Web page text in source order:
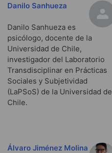
Danilo Sanhueza
Danilo Sanhueza es
psicólogo, docente de la
Universidad de Chile,
investigador del Laboratorio
Transdisciplinar en Prácticas
Sociales y Subjetividad
(LaPSoS) de la Universidad de
Chile.
Álvaro Jiménez Molina